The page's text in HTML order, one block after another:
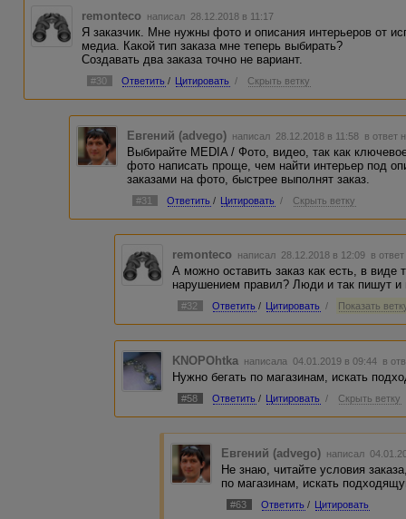
remonteco написал 28.12.2018 в 11:17
Я заказчик. Мне нужны фото и описания интерьеров от
медиа. Какой тип заказа мне теперь выбирать?
Создавать два заказа точно не вариант.
#30 Ответить / Цитировать / Скрыть ветку
Евгений (advego) написал 28.12.2018 в 11:58 в ответ
Выбирайте MEDIA / Фото, видео, так как
фото написать проще, чем найти интерьер под
заказами на фото, быстрее выполнят заказ.
#31 Ответить / Цитировать / Скрыть ветку
remonteco написал 28.12.2018 в 12:09 в
А можно оставить заказ как есть, в
нарушением правил? Люди и так пишут и
#32 Ответить / Цитировать / Показать
KNOPOhtka написала 04.01.2019 в 09:44 в
Нужно бегать по магазинам, искать
#58 Ответить / Цитировать / Скрыть ветку
Евгений (advego) написал
Не знаю, читайте условия
по магазинам, искать
#63 Ответить / Цитировать